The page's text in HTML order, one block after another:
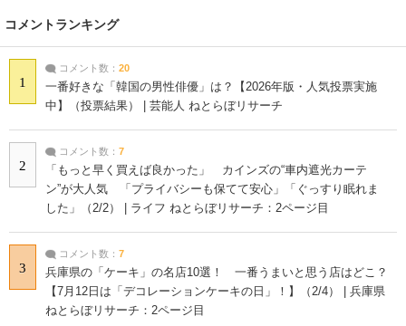
コメントランキング
1
コメント数： 20
一番好きな「韓国の男性俳優」は？【2026年版・人気投票実施
中】（投票結果） | 芸能人 ねとらぼリサーチ
2
コメント数： 7
「もっと早く買えば良かった」 カインズの“車内遮光カーテ
ン”が大人気 「プライバシーも保てて安心」「ぐっすり眠れま
した」（2/2） | ライフ ねとらぼリサーチ：2ページ目
3
コメント数： 7
兵庫県の「ケーキ」の名店10選！ 一番うまいと思う店はどこ？
【7月12日は「デコレーションケーキの日」！】（2/4） | 兵庫県
ねとらぼリサーチ：2ページ目